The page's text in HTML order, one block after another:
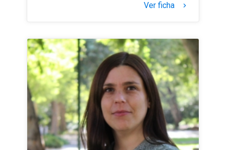
Ver ficha keyboard_arrow_right